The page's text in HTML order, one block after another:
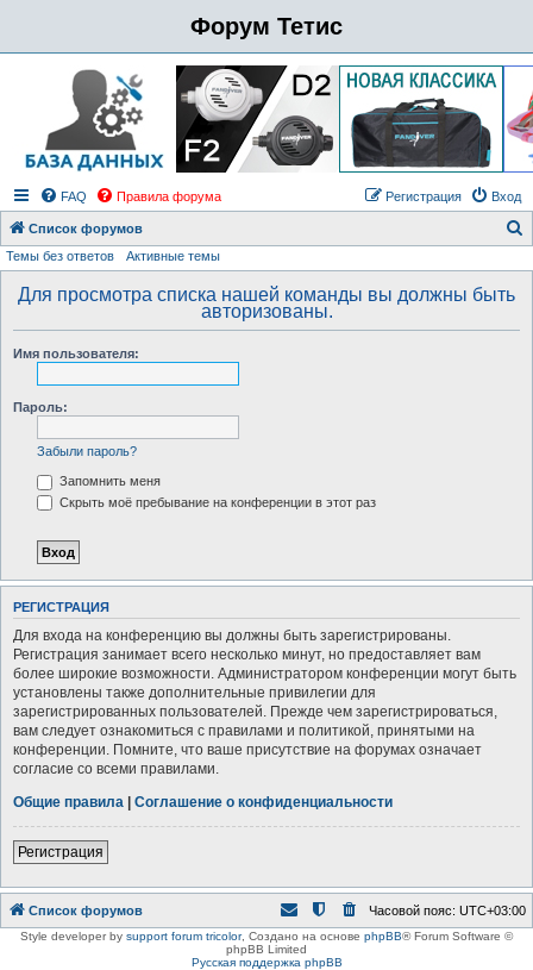
Форум Тетис
FAQ Правила форума Вход
Регистрация
Список форумов
Темы без ответов Активные темы
Для просмотра списка нашей команды вы должны быть
авторизованы.
Имя пользователя:
Пароль:
Забыли пароль?
Запомнить меня
Скрыть моё пребывание на конференции в этот раз
РЕГИСТРАЦИЯ
Для входа на конференцию вы должны быть зарегистрированы.
Регистрация занимает всего несколько минут, но предоставляет вам
более широкие возможности. Администратором конференции могут быть
установлены также дополнительные привилегии для
зарегистрированных пользователей. Прежде чем зарегистрироваться,
вам следует ознакомиться с правилами и политикой, принятыми на
конференции. Помните, что ваше присутствие на форумах означает
согласие со всеми правилами.
Общие правила | Соглашение о конфиденциальности
Регистрация
Список форумов Часовой пояс: UTC+03:00
Style developer by support forum tricolor, Создано на основе phpBB® Forum Software ©
phpBB Limited
Русская поддержка phpBB